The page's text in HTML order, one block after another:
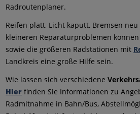
Radroutenplaner.
Reifen platt, Licht kaputt, Bremsen
kleineren Reparaturproblemen können
sowie die größeren Radstationen mit
Landkreis eine große Hilfe sein.
Wie lassen sich verschiedene
Hier finden Sie Informationen zu
Radmitnahme in Bahn/Bus,